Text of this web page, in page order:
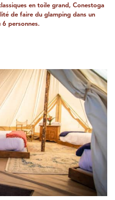
en toile grand, Conestoga
de faire du glamping dans un
personnes.